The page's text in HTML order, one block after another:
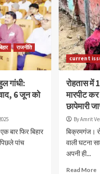
राजनीति
गांधी:
6 जून को
बार फिर बिहार
पांच
current
रोहतास में
मारपीट
छापेमारी
By Amrit
बिक्रमगंज।
वाली घटना
अपनी ही...
Read More